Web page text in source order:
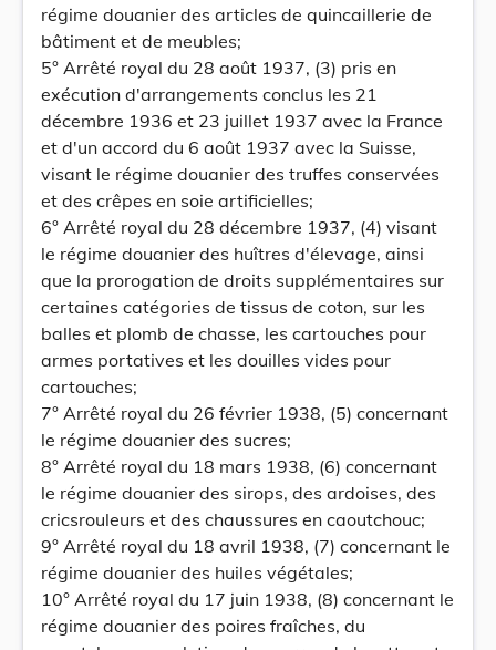
régime douanier des articles de quincaillerie de
bâtiment et de meubles;
5° Arrêté royal du 28 août 1937, (3) pris en
exécution d'arrangements conclus les 21
décembre 1936 et 23 juillet 1937 avec la France
et d'un accord du 6 août 1937 avec la Suisse,
visant le régime douanier des truffes conservées
et des crêpes en soie artificielles;
6° Arrêté royal du 28 décembre 1937, (4) visant
le régime douanier des huîtres d'élevage, ainsi
que la prorogation de droits supplémentaires sur
certaines catégories de tissus de coton, sur les
balles et plomb de chasse, les cartouches pour
armes portatives et les douilles vides pour
cartouches;
7° Arrêté royal du 26 février 1938, (5) concernant
le régime douanier des sucres;
8° Arrêté royal du 18 mars 1938, (6) concernant
le régime douanier des sirops, des ardoises, des
cricsrouleurs et des chaussures en caoutchouc;
9° Arrêté royal du 18 avril 1938, (7) concernant le
régime douanier des huiles végétales;
10° Arrêté royal du 17 juin 1938, (8) concernant le
régime douanier des poires fraîches, du